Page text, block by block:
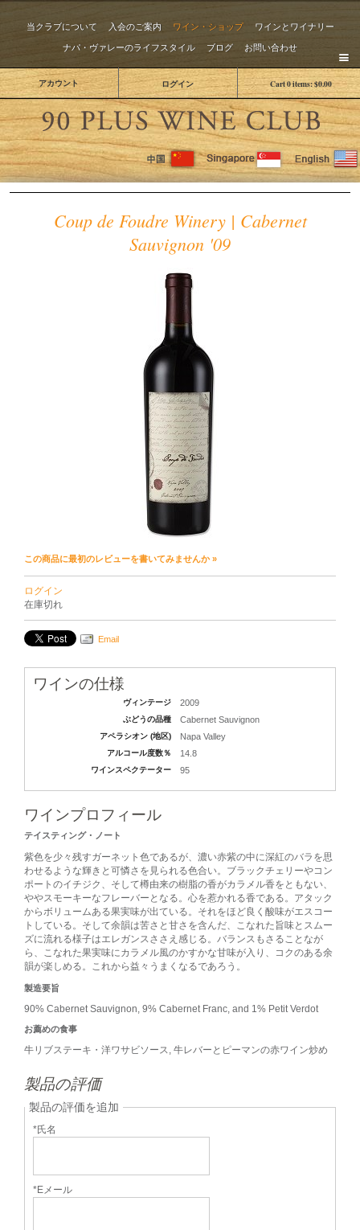
当クラブについて 入会のご案内 ワイン・ショップ
ワインとワイナリー
ナパ・ヴァレーのライフスタイル
ブログ お問い合わせ
Cart0items:$0.00
アカウント ログイン
The
Coup de Foudre Winery | Cabernet
Sauvignon '09
この商品に最初のレビューを書いてみませんか »
ログイン
在庫切れ
Email
ワインの仕様
ヴィンテージ 2009
ぶどうの品種 Cabernet Sauvignon
アペラシオン (地区) Napa Valley
アルコール度数％ 14.8
ワインスペクテーター 95
ワインプロフィール
テイスティング・ノート
紫色を少々残すガーネット色であるが、濃い赤紫の中に深紅のバラを思
わせるような輝きと可憐さを見られる色合い。ブラックチェリーやコン
ポートのイチジク、そして樽由来の樹脂の香がカラメル香をともない、
ややスモーキーなフレーバーとなる。心を惹かれる香である。アタック
からボリュームある果実味が出ている。それをほど良く酸味がエスコー
トしている。そして余韻は苦さと甘さを含んだ、こなれた旨味とスムー
ズに流れる様子はエレガンスささえ感じる。バランスもさることなが
ら、こなれた果実味にカラメル風のかすかな甘味が入り、コクのある余
韻が楽しめる。これから益々うまくなるであろう。
製造要旨
90% Cabernet Sauvignon, 9% Cabernet Franc, and 1% Petit Verdot
お薦めの食事
牛リブステーキ・洋ワサビソース, 牛レバーとピーマンの赤ワイン炒め
製品の評価
製品の評価を追加
*氏名
*Eメール